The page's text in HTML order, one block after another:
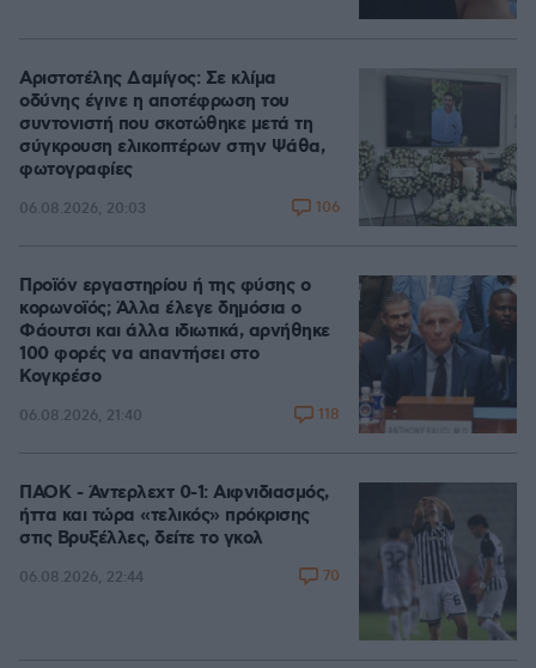
Αριστοτέλης Δαμίγος: Σε κλίμα
οδύνης έγινε η αποτέφρωση του
συντονιστή που σκοτώθηκε μετά τη
σύγκρουση ελικοπτέρων στην Ψάθα,
φωτογραφίες
06.08.2026, 20:03 106
Προϊόν εργαστηρίου ή της φύσης ο
κορωνοϊός; Άλλα έλεγε δημόσια ο
Φάουτσι και άλλα ιδιωτικά, αρνήθηκε
100 φορές να απαντήσει στο
Κογκρέσο
06.08.2026, 21:40 118
ΠΑΟΚ - Άντερλεχτ 0-1: Αιφνιδιασμός,
ήττα και τώρα «τελικός» πρόκρισης
στις Βρυξέλλες, δείτε το γκολ
06.08.2026, 22:44 70